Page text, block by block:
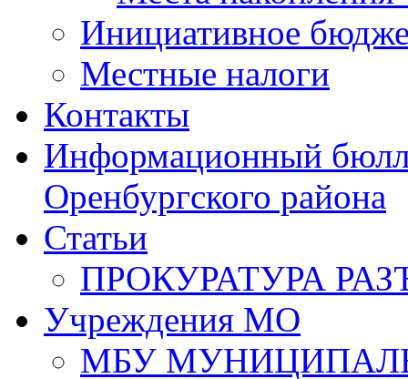
Инициативное
Местные налоги
Контакты
Информационный
Оренбургского района
Статьи
ПРОКУРАТУРА
Учреждения МО
МБУ